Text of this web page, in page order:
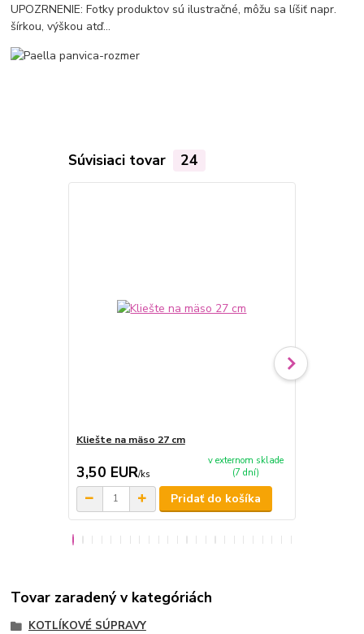
UPOZRNENIE: Fotky produktov sú ilustračné, môžu sa líšiť napr.
šírkou, výškou atď...
Súvisiaci tovar 24
Kliešte na mäso 27 cm
3,50 EUR/ks
v externom sklade
(7 dní)
Pridať do košíka
Tovar zaradený v kategóriách
KOTLÍKOVÉ SÚPRAVY